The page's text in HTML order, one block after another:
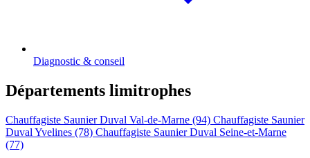
Diagnostic & conseil
Départements limitrophes
Chauffagiste Saunier Duval Val-de-Marne (94) Chauffagiste Saunier
Duval Yvelines (78) Chauffagiste Saunier Duval Seine-et-Marne
(77)